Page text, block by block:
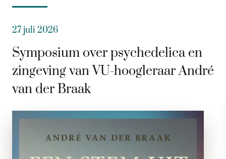
27 juli 2026
Symposium over psychedelica en
zingeving van VU-hoogleraar André
van der Braak